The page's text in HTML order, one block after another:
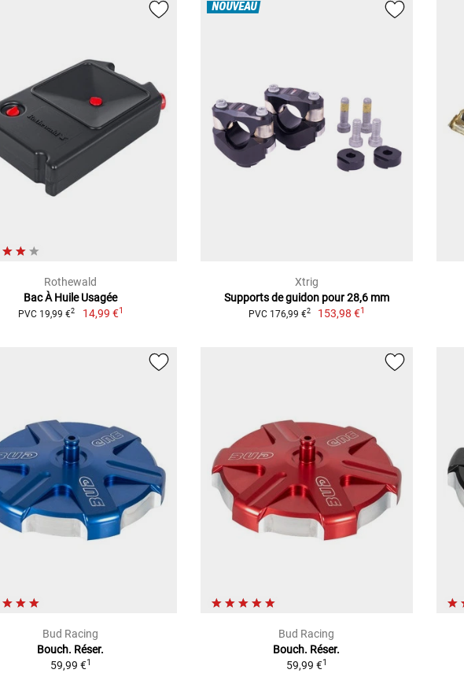
Rothewald
Bac À Huile Usagée
PVC 19,99 €2 14,99 €1
NOUVEAU
Xtrig
Supports de guidon pour 28,6 mm
PVC 176,99 €2 153,98 €1
Bud Racing
Bouch. Réser.
59,99 €1
Bud Racing
Bouch. Réser.
59,99 €1